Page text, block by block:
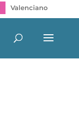
Valenciano